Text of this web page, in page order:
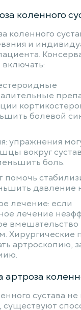
коленного
коленного
и
болевой
упражнения
вокруг
боль.
помочь
давление
лечение: если
лечение
Хирургические
артроскопию,
сустава
существуют